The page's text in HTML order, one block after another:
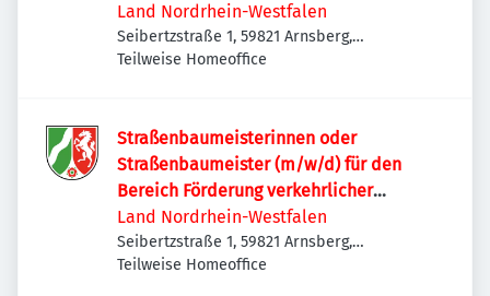
Vorhaben
Land Nordrhein-Westfalen
Seibertzstraße 1, 59821 Arnsberg,
Deutschland
Teilweise Homeoffice
Straßenbaumeisterinnen oder
Straßenbaumeister (m/w/d) für den
Bereich Förderung verkehrlicher
Vorhaben
Land Nordrhein-Westfalen
Seibertzstraße 1, 59821 Arnsberg,
Deutschland
Teilweise Homeoffice